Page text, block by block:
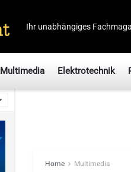
Ihr unabhängiges
Multimedia Elektrotechnik
Home Multimedia